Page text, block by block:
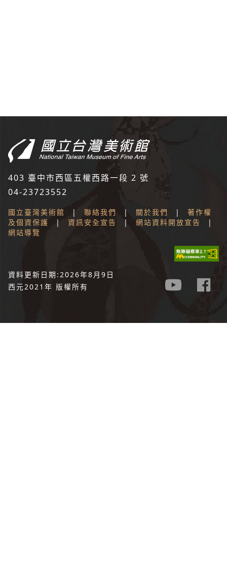
:::
403 臺中市西區五權西路一段 2 號
04-23723552
國立臺灣美術館 | 聯絡我們 | 關於我們 |
著作權
及個資保護
| 資訊安全宣告 | 網站資料開放宣告
|
網站導覽
資料更新日期:2026年8月9日
西元2021年 版權所有